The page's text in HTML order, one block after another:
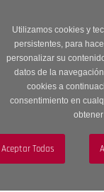
Utilizamos cookies y
persistentes, para
personalizar su
datos de la
cookies a
consentimiento en
descuento
navigation
Menú